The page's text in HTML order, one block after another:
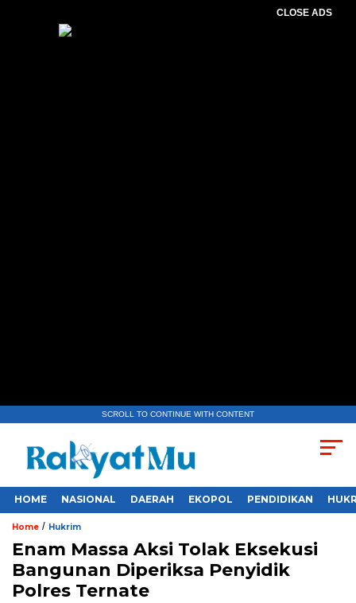
CLOSE ADS
SCROLL TO CONTINUE WITH CONTENT
HOME NASIONAL DAERAH EKOPOL PENDIDIKAN
Home / Hukrim
Enam Massa Aksi Tolak Eksekusi
Bangunan Diperiksa Penyidik
Polres Ternate